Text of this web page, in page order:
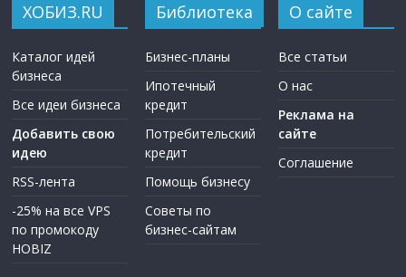
ХОБИЗ.RU
Каталог идей
бизнеса
Все идеи бизнеса
Добавить свою
идею
RSS-лента
-25% на все VPS
по промокоду
HOBIZ
Библиотека
Бизнес-планы
Ипотечный
кредит
Потребительский
кредит
Помощь бизнесу
Советы по
бизнес-сайтам
О сайте
Все статьи
О нас
Реклама на
сайте
Соглашение